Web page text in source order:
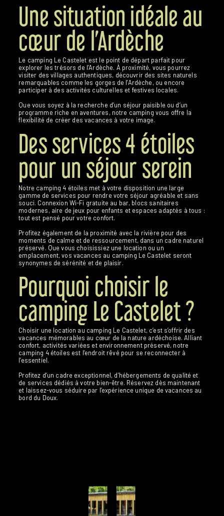
Une situation idéale au
cœur de l’Ardèche
Le camping Le Castelet est le point de départ parfait pour
explorer les trésors de l’Ardèche. À proximité, vous pourrez
visiter des villages authentiques, découvrir des sites naturels
remarquables comme les gorges de l’Ardèche, ou encore
participer à des activités culturelles et festives locales.
Que vous soyez à la recherche d’un séjour paisible ou d’un
programme riche en aventures, notre camping vous offre la
flexibilité de créer des vacances à votre image.
Des services 4 étoiles
pour un séjour serein
Notre camping 4 étoiles met à votre disposition une large
gamme de services pour rendre votre séjour agréable et sans
souci. Connexion Wi-Fi gratuite au bar, blocs sanitaires
modernes, aire de jeux pour enfants et espaces adaptés à tous :
tout est pensé pour votre confort.
Profitez également de la proximité avec la rivière pour des
moments de calme et de ressourcement, dans un cadre naturel
préservé. Que vous choisissiez une location ou un
emplacement, vos vacances au camping Le Castelet seront
synonymes de sérénité et de plaisir.
Pourquoi choisir le
camping Le Castelet ?
Choisir une location au camping Le Castelet, c’est s’offrir des
vacances mémorables au cœur de la nature ardéchoise. Alliant
confort, activités variées et environnement préservé, notre
camping 4 étoiles est l’endroit rêvé pour se reconnecter à
l’essentiel.
Profitez d’un cadre exceptionnel, d’hébergements de qualité et
de services dédiés à votre bien-être. Réservez dès maintenant
et laissez-vous séduire par l’expérience unique de vacances au
bord du Doux.